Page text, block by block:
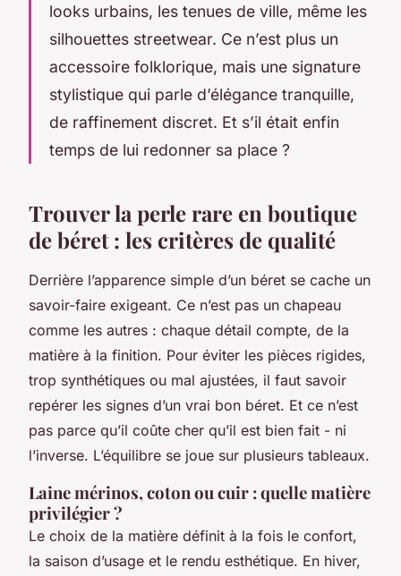
looks urbains, les tenues de ville, même les
silhouettes streetwear. Ce n’est plus un
accessoire folklorique, mais une signature
stylistique qui parle d’élégance tranquille,
de raffinement discret. Et s’il était enfin
temps de lui redonner sa place ?
Trouver la perle rare en boutique
de béret : les critères de qualité
Derrière l’apparence simple d’un béret se cache un
savoir-faire exigeant. Ce n’est pas un chapeau
comme les autres : chaque détail compte, de la
matière à la finition. Pour éviter les pièces rigides,
trop synthétiques ou mal ajustées, il faut savoir
repérer les signes d’un vrai bon béret. Et ce n’est
pas parce qu’il coûte cher qu’il est bien fait - ni
l’inverse. L’équilibre se joue sur plusieurs tableaux.
Laine mérinos, coton ou cuir : quelle matière
privilégier ?
Le choix de la matière définit à la fois le confort,
la saison d’usage et le rendu esthétique. En hiver,